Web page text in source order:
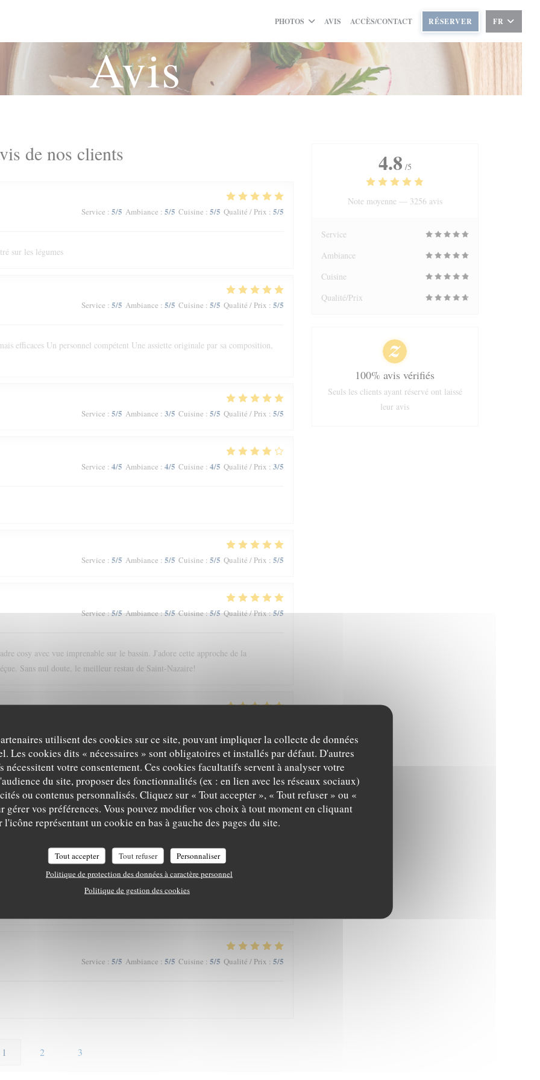
utilisent des cookies sur ce site, pouvant impliquer la collecte de données
Les cookies dits « nécessaires » sont obligatoires et installés par défaut. D'autres
votre consentement. Ces cookies facultatifs servent à analyser votre
du site, proposer des fonctionnalités (ex : en lien avec les réseaux sociaux)
ou contenus personnalisés. Cliquez sur « Tout accepter », « Tout refuser » ou «
gérer vos préférences. Vous pouvez modifier vos choix à tout moment en cliquant
l'icône représentant un cookie en bas à gauche des pages du site.
Tout accepter Tout refuser
Personnaliser
Politique de protection des données à caractère personnel
Politique de gestion des cookies
PHOTOS AVIS ACCÈS/CONTACT RÉSERVER FR
Avis
de nos clients
Service : 5/5 Ambiance : 5/5 Cuisine : 5/5 Qualité / Prix : 5/5
sur les légumes
Service : 5/5 Ambiance : 5/5 Cuisine : 5/5 Qualité / Prix : 5/5
efficaces Un personnel compétent Une assiette originale par sa composition,
Service : 5/5 Ambiance : 3/5 Cuisine : 5/5 Qualité / Prix : 5/5
Service : 4/5 Ambiance : 4/5 Cuisine : 4/5 Qualité / Prix : 3/5
Service : 5/5 Ambiance : 5/5 Cuisine : 5/5 Qualité / Prix : 5/5
Service:5/5 Ambiance:5/5 Cuisine:5/5 Qualité / Prix:5/5
cosy avec vue imprenable sur le bassin. J'adore cette approche de la
Sans nul doute, le meilleur restau de Saint-Nazaire!
Service:5/5 Ambiance: 5/5 Cuisine:5/5 Qualité / Prix:5 /5
du goût et du u service…
Service 5/5 Ambiance: /5 5/5
rendez-vous et le prix adapté !
Service : 5/5 Ambiance : 5/5 Cuisine : 5/5 Qualité / Prix : 5/5
1 2 3
4.8 /5
Note moyenne — 3256 avis
Service
Ambiance
Cuisine
Qualité/Prix
100% avis vérifiés
Seuls les clients ayant réservé ont laissé
leur avis